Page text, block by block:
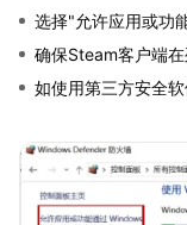
选择"允许应用或功
确保Steam客户端
如使用第三方安全